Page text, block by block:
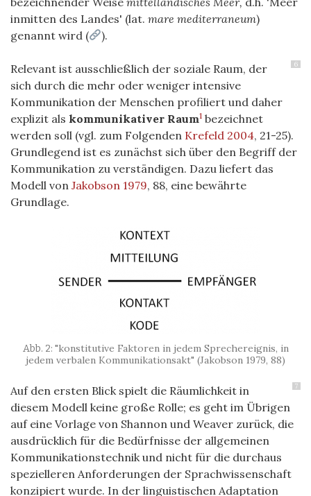
inmitten des Landes' (lat. mare mediterraneum)
genannt wird (
).
6
Relevant ist ausschließlich der soziale Raum, der
sich durch die mehr oder weniger intensive
Kommunikation der Menschen profiliert und daher
explizit als kommunikativer Raum1 bezeichnet
werden soll (vgl. zum Folgenden Krefeld 2004, 21-25).
Grundlegend ist es zunächst sich über den Begriff der
Kommunikation zu verständigen. Dazu liefert das
Modell von Jakobson 1979, 88, eine bewährte
Grundlage.
"konstitutive Faktoren in jedem Sprechereignis, in
jedem verbalen Kommunikationsakt" (Jakobson 1979, 88)
7
Auf den ersten Blick spielt die Räumlichkeit in
diesem Modell keine große Rolle; es geht im Übrigen
auf eine Vorlage von Shannon und Weaver zurück, die
ausdrücklich für die Bedürfnisse der allgemeinen
Kommunikationstechnik und nicht für die durchaus
spezielleren Anforderungen der Sprachwissenschaft
konzipiert wurde. In der linguistischen Adaptation